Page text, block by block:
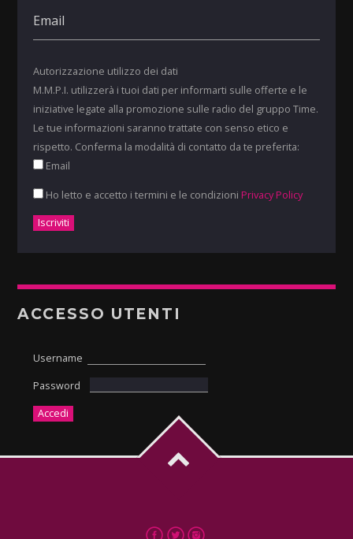
Autorizzazione utilizzo dei dati
M.M.P.I. utilizzerà i tuoi dati per informarti sulle offerte e le
iniziative legate alla promozione sulle radio del gruppo Time.
Le tue informazioni saranno trattate con senso etico e
rispetto. Conferma la modalità di contatto da te preferita:
Email
Ho letto e accetto i termini e le condizioni Privacy Policy
ACCESSO UTENTI
Username
Password